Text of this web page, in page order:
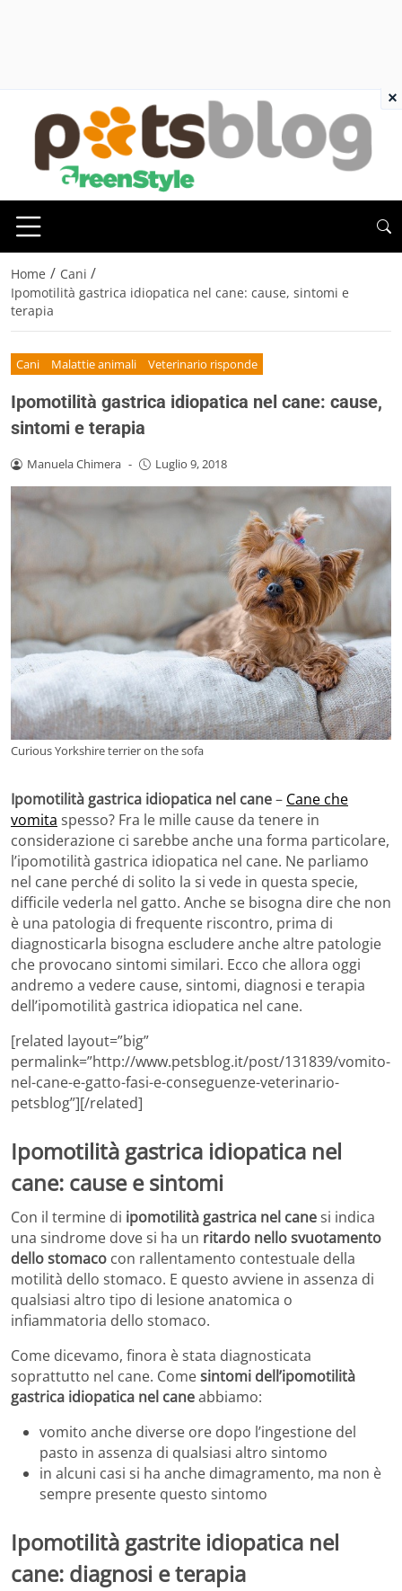
Home / Cani /
Ipomotilità gastrica idiopatica nel cane: cause, sintomi e
terapia
Cani Malattie animali Veterinario risponde
Ipomotilità gastrica idiopatica nel cane: cause,
sintomi e terapia
Manuela Chimera - Luglio 9, 2018
Curious Yorkshire terrier on the sofa
Ipomotilità gastrica idiopatica nel cane– Cane che
vomita spesso? Fra le mille cause da tenere in
considerazione ci sarebbe anche una forma particolare,
l’ipomotilità gastrica idiopatica nel cane. Ne parliamo
nel cane perché di solito la si vede in questa specie,
difficile vederla nel gatto. Anche se bisogna dire che non
è una patologia di frequente riscontro, prima di
diagnosticarla bisogna escludere anche altre patologie
che provocano sintomi similari. Ecco che allora oggi
andremo a vedere cause, sintomi, diagnosi e terapia
dell’ipomotilità gastrica idiopatica nel cane.
[related layout=”big”
permalink=”http://www.petsblog.it/post/131839/vomito-
nel-cane-e-gatto-fasi-e-conseguenze-veterinario-
petsblog”][/related]
Ipomotilità gastrica idiopatica nel
cane: cause e sintomi
Con il termine di ipomotilità gastrica nel canesi indica
una sindrome dove si ha un ritardo nello svuotamento
dello stomaco con rallentamento contestuale della
motilità dello stomaco. E questo avviene in assenza di
qualsiasi altro tipo di lesione anatomica o
infiammatoria dello stomaco.
Come dicevamo, finora è stata diagnosticata
soprattutto nel cane. Comesintomi dell’ipomotilità
gastrica idiopatica nel caneabbiamo:
vomito anche diverse ore dopo l’ingestione del
pasto in assenza di qualsiasi altro sintomo
in alcuni casi si ha anche dimagramento, ma non è
sempre presente questo sintomo
Ipomotilità gastrite idiopatica nel
cane: diagnosi e terapia
×